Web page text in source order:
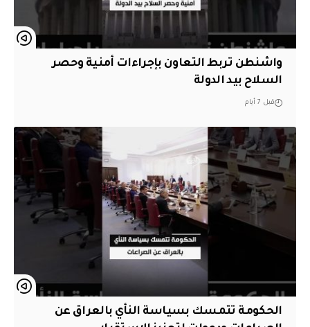
واشنطن تربط التعاون بإجراءات أمنية وحصر
السلاح بيد الدولة
قبل 7 أيام
الحكومة تتمسك بسياسة النأي بالعراق عن